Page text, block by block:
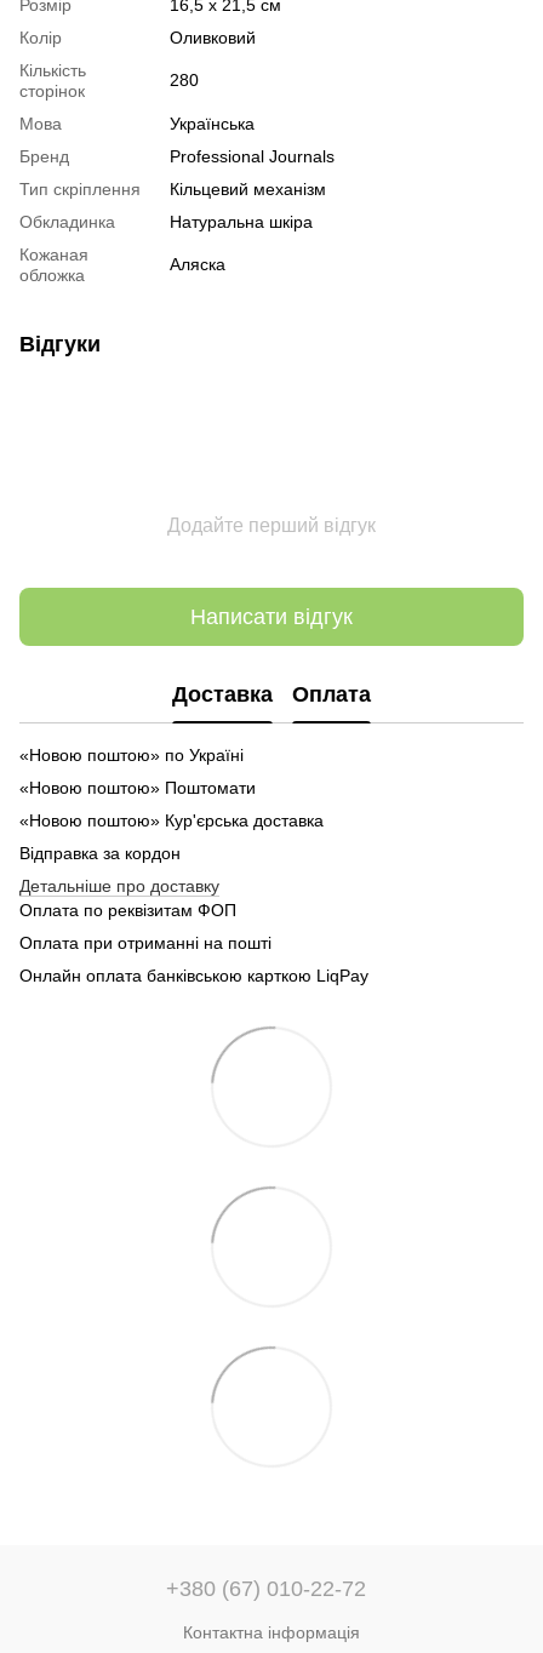
Розмір
16,5 х 21,5 см
Колір
Оливковий
Кількість
сторінок
280
Мова
Українська
Бренд
Professional Journals
Тип скріплення
Кільцевий механізм
Обкладинка
Натуральна шкіра
Кожаная
обложка
Аляска
Відгуки
Додайте перший відгук
Написати відгук
Доставка Оплата
«Новою поштою» по Україні
«Новою поштою» Поштомати
«Новою поштою» Кур'єрська доставка
Відправка за кордон
Детальніше про доставку
Оплата по реквізитам ФОП
Оплата при отриманні на пошті
Онлайн оплата банківською карткою LiqPay
+380 (67) 010-22-72
Контактна інформація